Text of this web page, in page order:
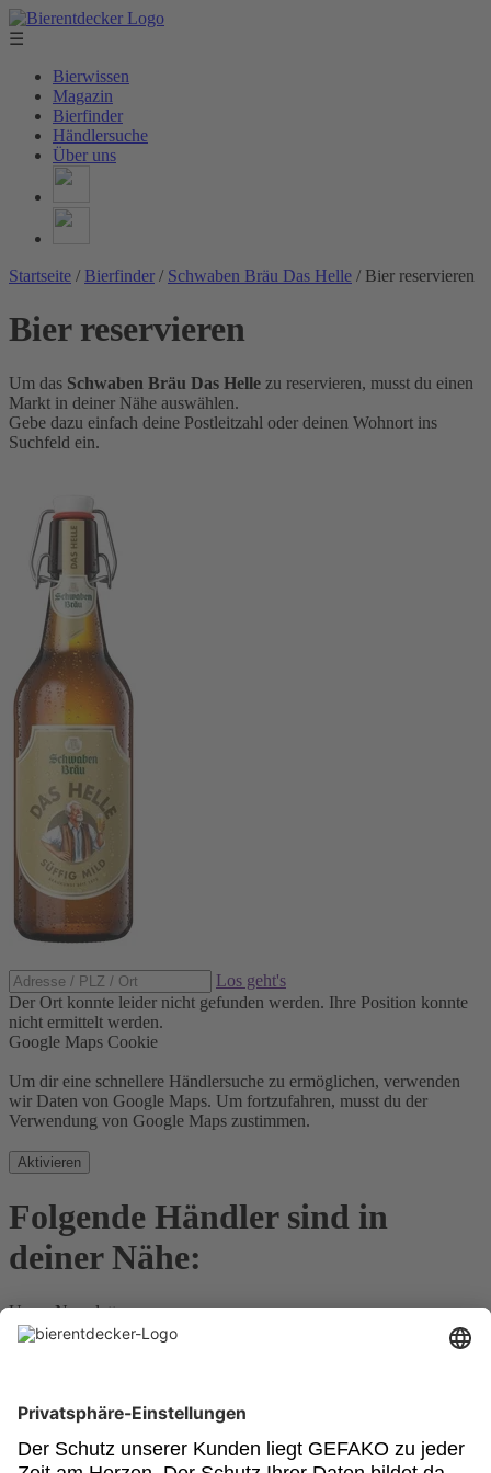
☰
Bierwissen
Magazin
Bierfinder
Händlersuche
Über uns
Startseite / Bierfinder / Schwaben Bräu Das Helle / Bier reservieren
Bier reservieren
Um das Schwaben Bräu Das Helle zu reservieren, musst du einen
Markt in deiner Nähe auswählen.
Gebe dazu einfach deine Postleitzahl oder deinen Wohnort ins
Suchfeld ein.
Los geht's
Der Ort konnte leider nicht gefunden werden. Ihre Position konnte
nicht ermittelt werden.
Google Maps Cookie
Um dir eine schnellere Händlersuche zu ermöglichen, verwenden
wir Daten von Google Maps. Um fortzufahren, musst du der
Verwendung von Google Maps zustimmen.
Aktivieren
Folgende Händler sind in
deiner Nähe:
Unser Newsletter
Für Bierkenner, Bierliebhaber, Bierneulinge - kurz, alle
Jetzt anmelden!
Impressum Datenschutz Barrierefrei
Newsletter
Powered by: